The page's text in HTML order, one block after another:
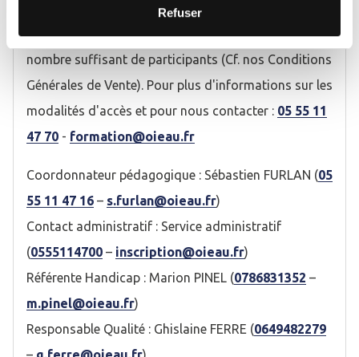
Refuser
moyenne 4 à 5 semaines avant leur date d'ouverture,
par l'envoi d'une convocation, sous réserve d'un
nombre suffisant de participants (Cf. nos Conditions
Générales de Vente). Pour plus d'informations sur les
modalités d'accès et pour nous contacter : 05 55 11
47 70 - formation@oieau.fr
Coordonnateur pédagogique : Sébastien FURLAN (05
55 11 47 16 – s.furlan@oieau.fr)
Contact administratif : Service administratif
(0555114700 – inscription@oieau.fr)
Référente Handicap : Marion PINEL (0786831352 –
m.pinel@oieau.fr)
Responsable Qualité : Ghislaine FERRE (0649482279